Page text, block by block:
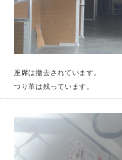
座席は撤去されています。
つり革は残っています。